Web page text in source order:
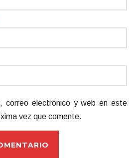
correo electrónico y web en este
vez que comente.